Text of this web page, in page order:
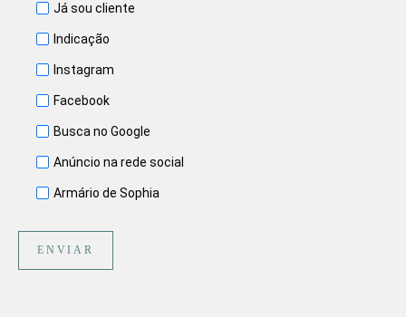
Já sou cliente
Indicação
Instagram
Facebook
Busca no Google
Anúncio na rede social
Armário de Sophia
ENVIAR